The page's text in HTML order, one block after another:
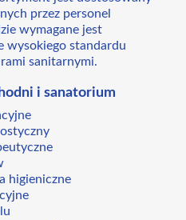
przez personel
wymagane jest
wysokiego standardu
sanitarnymi.
i sanatorium
higieniczne